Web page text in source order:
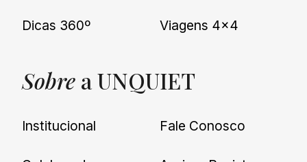
Dicas 360º Viagens 4×4
Sobre a UNQUIET
Institucional Fale Conosco